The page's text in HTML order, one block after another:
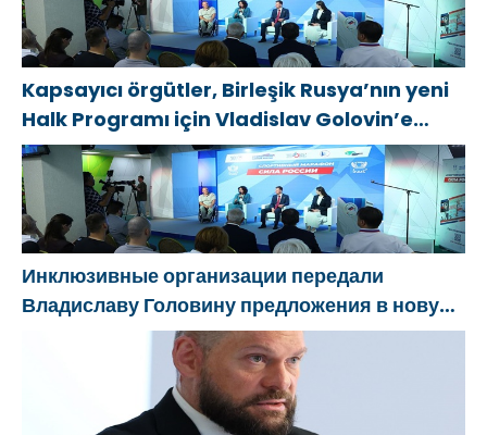
Kapsayıcı örgütler, Birleşik Rusya’nın yeni
Halk Programı için Vladislav Golovin’e
teklifler sundu
Инклюзивные организации передали
Владиславу Головину предложения в новую
Народную программу «Единой России»